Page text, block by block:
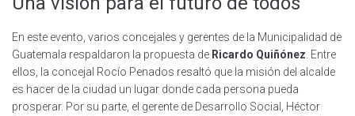
En este evento, varios concejales y gerentes de la Municipalidad de
Guatemala respaldaron la propuesta de Ricardo Quiñónez . Entre
ellos, la concejal Rocío Penados resaltó que la misión del alcalde
es hacer de la ciudad un lugar donde cada persona pueda
prosperar. Por su parte, el gerente de Desarrollo Social, Héctor